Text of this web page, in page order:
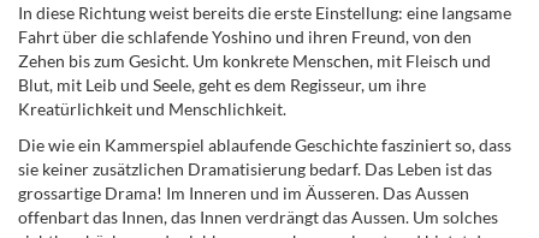
In diese Richtung weist bereits die erste Einstellung: eine langsame
Fahrt über die schlafende Yoshino und ihren Freund, von den
Zehen bis zum Gesicht. Um konkrete Menschen, mit Fleisch und
Blut, mit Leib und Seele, geht es dem Regisseur, um ihre
Kreatürlichkeit und Menschlichkeit.
Die wie ein Kammerspiel ablaufende Geschichte fasziniert so, dass
sie keiner zusätzlichen Dramatisierung bedarf. Das Leben ist das
grossartige Drama! Im Inneren und im Äusseren. Das Aussen
offenbart das Innen, das Innen verdrängt das Aussen. Um solches